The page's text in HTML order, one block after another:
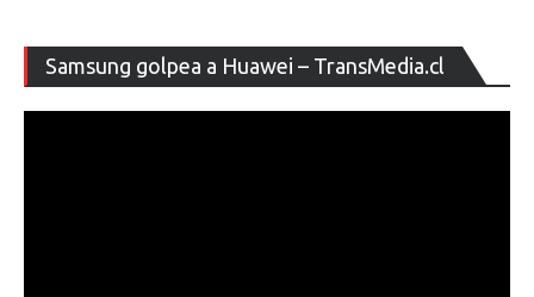
Samsung golpea a Huawei – TransMedia.cl
de